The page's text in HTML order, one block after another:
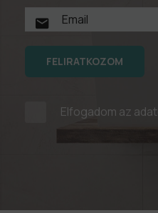
FELIRATKOZOM
Elfogadom az